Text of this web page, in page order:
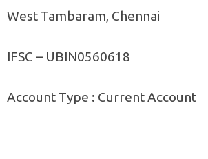
West Tambaram, Chennai
IFSC – UBIN0560618
Account Type : Current Account